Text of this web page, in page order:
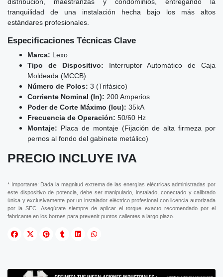
tranquilidad de una instalación hecha bajo los más altos
estándares profesionales.
Especificaciones Técnicas Clave
Marca: Lexo
Tipo de Dispositivo: Interruptor Automático de Caja
Moldeada (MCCB)
Número de Polos: 3 (Trifásico)
Corriente Nominal (In): 200 Amperios
Poder de Corte Máximo (Icu): 35kA
Frecuencia de Operación: 50/60 Hz
Montaje: Placa de montaje (Fijación de alta firmeza por
pernos al fondo del gabinete metálico)
PRECIO INCLUYE IVA
* Importante: Dada la magnitud extrema de las energías eléctricas administradas por
este dispositivo de potencia, debe ser manipulado, instalado, conectado y calibrado
única y exclusivamente por un instalador eléctrico profesional con licencia autorizada
por la SEC. Asegúrate siempre de aplicar el torque exacto recomendado por el
fabricante en los bornes para prevenir puntos calientes a largo plazo.